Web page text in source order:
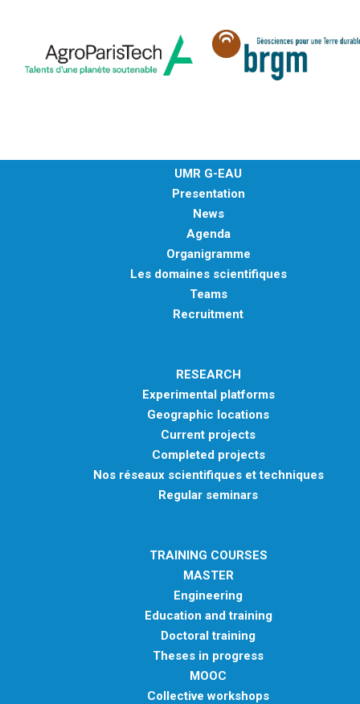
UMR G-EAU
Presentation
News
Agenda
Organigramme
Les domaines scientifiques
Teams
Recruitment
RESEARCH
Experimental platforms
Geographic locations
Current projects
Completed projects
Nos réseaux scientifiques et techniques
Regular seminars
TRAINING COURSES
MASTER
Engineering
Education and training
Doctoral training
Theses in progress
MOOC
Collective workshops